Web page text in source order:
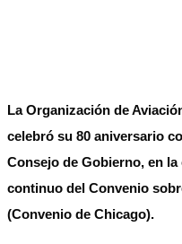
La Organización de
celebró su 80 aniversario
Consejo de Gobierno, en
continuo del Convenio
(Convenio de Chicago).